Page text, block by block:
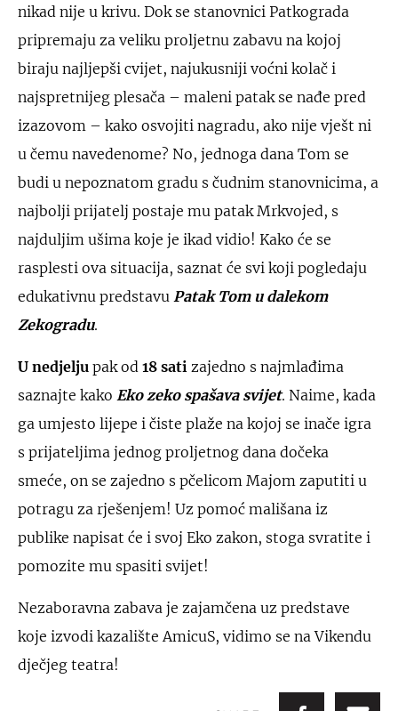
nikad nije u krivu. Dok se stanovnici Patkograda
pripremaju za veliku proljetnu zabavu na kojoj
biraju najljepši cvijet, najukusniji voćni kolač i
najspretnijeg plesača – maleni patak se nađe pred
izazovom – kako osvojiti nagradu, ako nije vješt ni
u čemu navedenome? No, jednoga dana Tom se
budi u nepoznatom gradu s čudnim stanovnicima, a
najbolji prijatelj postaje mu patak Mrkvojed, s
najduljim ušima koje je ikad vidio! Kako će se
rasplesti ova situacija, saznat će svi koji pogledaju
edukativnu predstavu Patak Tom u dalekom
Zekogradu.
U nedjelju pak od 18 sati zajedno s najmlađima
saznajte kako Eko zeko spašava svijet. Naime, kada
ga umjesto lijepe i čiste plaže na kojoj se inače igra
s prijateljima jednog proljetnog dana dočeka
smeće, on se zajedno s pčelicom Majom zaputiti u
potragu za rješenjem! Uz pomoć mališana iz
publike napisat će i svoj Eko zakon, stoga svratite i
pomozite mu spasiti svijet!
Nezaboravna zabava je zajamčena uz predstave
koje izvodi kazalište AmicuS, vidimo se na Vikendu
dječjeg teatra!